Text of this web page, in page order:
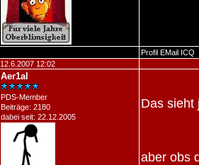
Profil EMail ICQ
12.6.2007 12:02
Aer1al
PDS-Member
Beiträge: 2180
dabei seit: 22.12.2005
Das sieht
aber obs